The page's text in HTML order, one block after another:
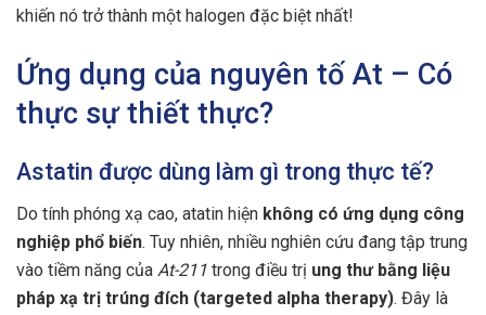
khiến nó trở thành một halogen đặc biệt nhất!
Ứng dụng của nguyên tố At – Có
thực sự thiết thực?
Astatin được dùng làm gì trong thực tế?
Do tính phóng xạ cao, atatin hiện không có ứng dụng công
nghiệp phổ biến. Tuy nhiên, nhiều nghiên cứu đang tập trung
vào tiềm năng của At-211 trong điều trị ung thư bằng liệu
pháp xạ trị trúng đích (targeted alpha therapy). Đây là